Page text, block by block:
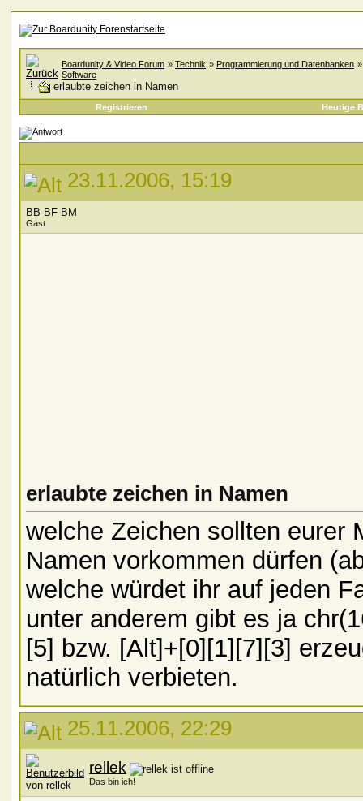
Boardunity & Video Forum » Technik » Programmierung und Datenbanken
Software
erlaubte zeichen in Namen
Registrieren Heutige
23.11.2006, 15:19
BB-BF-BM
Gast
erlaubte zeichen in Namen
welche Zeichen sollten eurer
Namen vorkommen dürfen
welche würdet ihr auf jeden
unter anderem gibt es ja
[5] bzw. [Alt]+[0][1][7][3]
natürlich verbieten.
25.11.2006, 22:29
rellek
Das bin ich!